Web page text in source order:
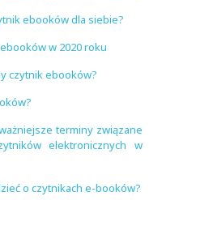
ebooków dla siebie?
w 2020 roku
czytnik ebooków?
terminy związane
elektronicznych w
o czytnikach e-booków?